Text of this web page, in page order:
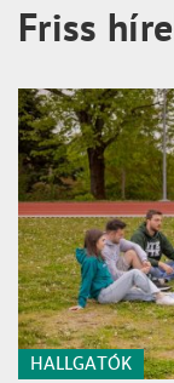
Friss
HALLGATÓK